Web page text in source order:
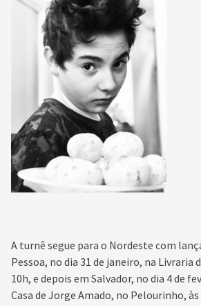
A turnê segue para o Nordeste com
Pessoa, no dia 31 de janeiro, na Livraria
10h, e depois em Salvador, no dia 4 de
Casa de Jorge Amado, no Pelourinho,